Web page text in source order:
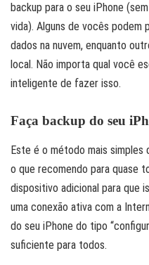
backup para o seu iPhone
vida). Alguns de vocês podem
dados na nuvem, enquanto
local. Não importa qual você
inteligente de fazer isso.
Faça backup do seu
Este é o método mais
o que recomendo para quase
dispositivo adicional para que
uma conexão ativa com a
do seu iPhone do tipo
suficiente para todos.